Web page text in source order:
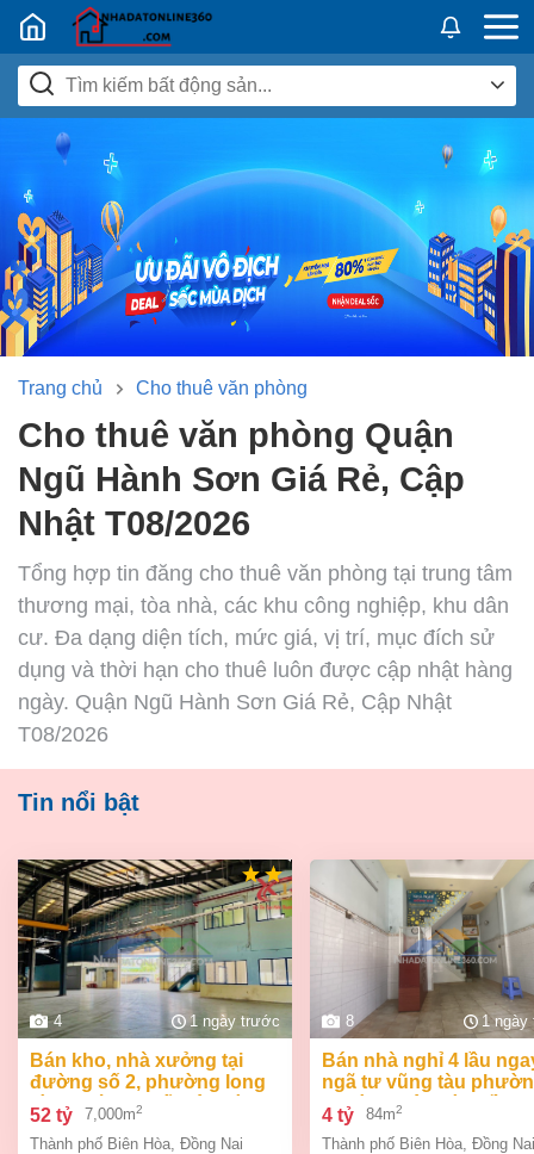
Nhadatban24h.vn
Trang chủ Cho thuê văn phòng
Cho thuê văn phòng Quận
Ngũ Hành Sơn Giá Rẻ, Cập
Nhật T08/2026
Tổng hợp tin đăng cho thuê văn phòng tại trung tâm
thương mại, tòa nhà, các khu công nghiệp, khu dân
cư. Đa dạng diện tích, mức giá, vị trí, mục đích sử
dụng và thời hạn cho thuê luôn được cập nhật hàng
ngày. Quận Ngũ Hành Sơn Giá Rẻ, Cập Nhật
T08/2026
Tin nổi bật
4 1 ngày trước
bán kho, nhà xưởng tại
đường số 2, phường long
bình, thành phố biên hòa,
đồng nai giá 52 tỷ
52 tỷ 7,000m2
Thành phố Biên Hòa Đồng Nai
8 1
bán nhà nghỉ 4 lầu ngay
ngã tư vũng tàu
an bình biên hòa đồng
giá chỉ 4 tỷ
4 tỷ 84m2
Thành phố Biên Hòa Đồng Nai